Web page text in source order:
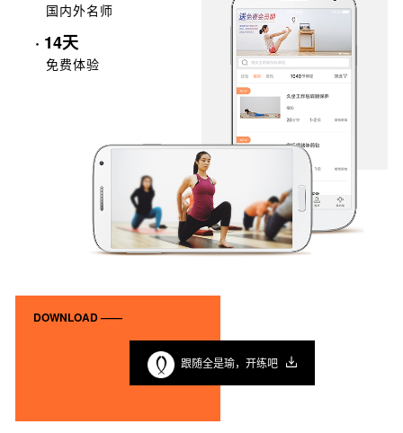
国内外名师
· 14天
免费体验
DOWNLOAD ——
跟随全是瑜，开练吧